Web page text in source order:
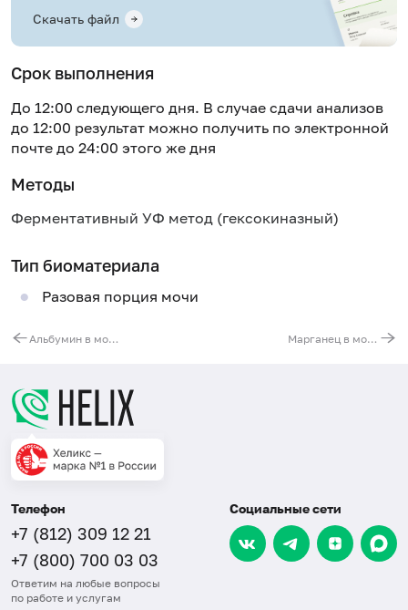
Скачать файл
Срок выполнения
До 12:00 следующего дня. В случае сдачи анализов
до 12:00 результат можно получить по электронной
почте до 24:00 этого же дня
Методы
Ферментативный УФ метод (гексокиназный)
Тип биоматериала
Разовая порция мочи
Альбумин в моче (микроальбуминурия) Марганец в моче
Телефон
+7 (812) 309 12 21
+7 (800) 700 03 03
Ответим на любые вопросы
по работе и услугам
Социальные сети